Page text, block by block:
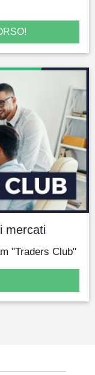
mercati
"Traders Club"